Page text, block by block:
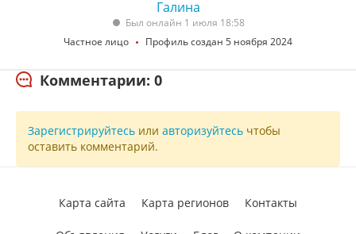
Галина
Был онлайн 1 июля 18:58
Частное лицо
Профиль создан 5 ноября 2024
Комментарии: 0
Зарегистрируйтесь или авторизуйтесь чтобы
оставить комментарий.
Карта сайта Карта регионов Контакты